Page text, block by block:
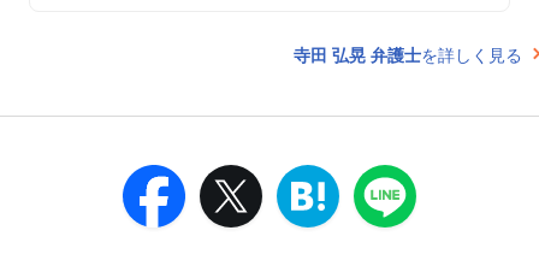
寺田 弘晃 弁護士を詳しく見る